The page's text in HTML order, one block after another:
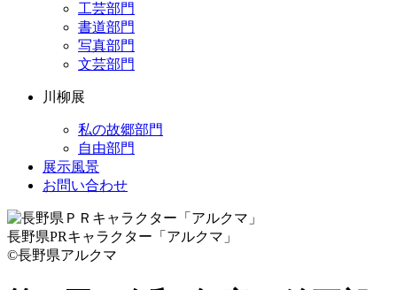
工芸部門
書道部門
写真部門
文芸部門
川柳展
私の故郷部門
自由部門
展示風景
お問い合わせ
長野県PRキャラクター「アルクマ」
©長野県アルクマ